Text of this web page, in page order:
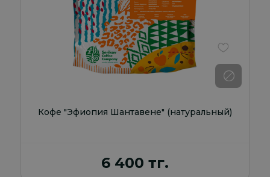
Кофе "Эфиопия Шантавене" (натуральный)
6 400 тг.
В